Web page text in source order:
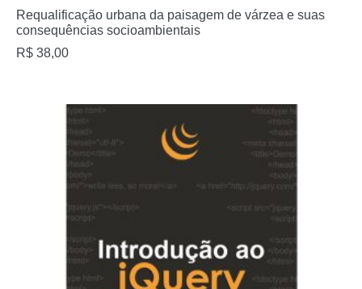
Requalificação urbana da paisagem de várzea e suas
consequências socioambientais
R$ 38,00